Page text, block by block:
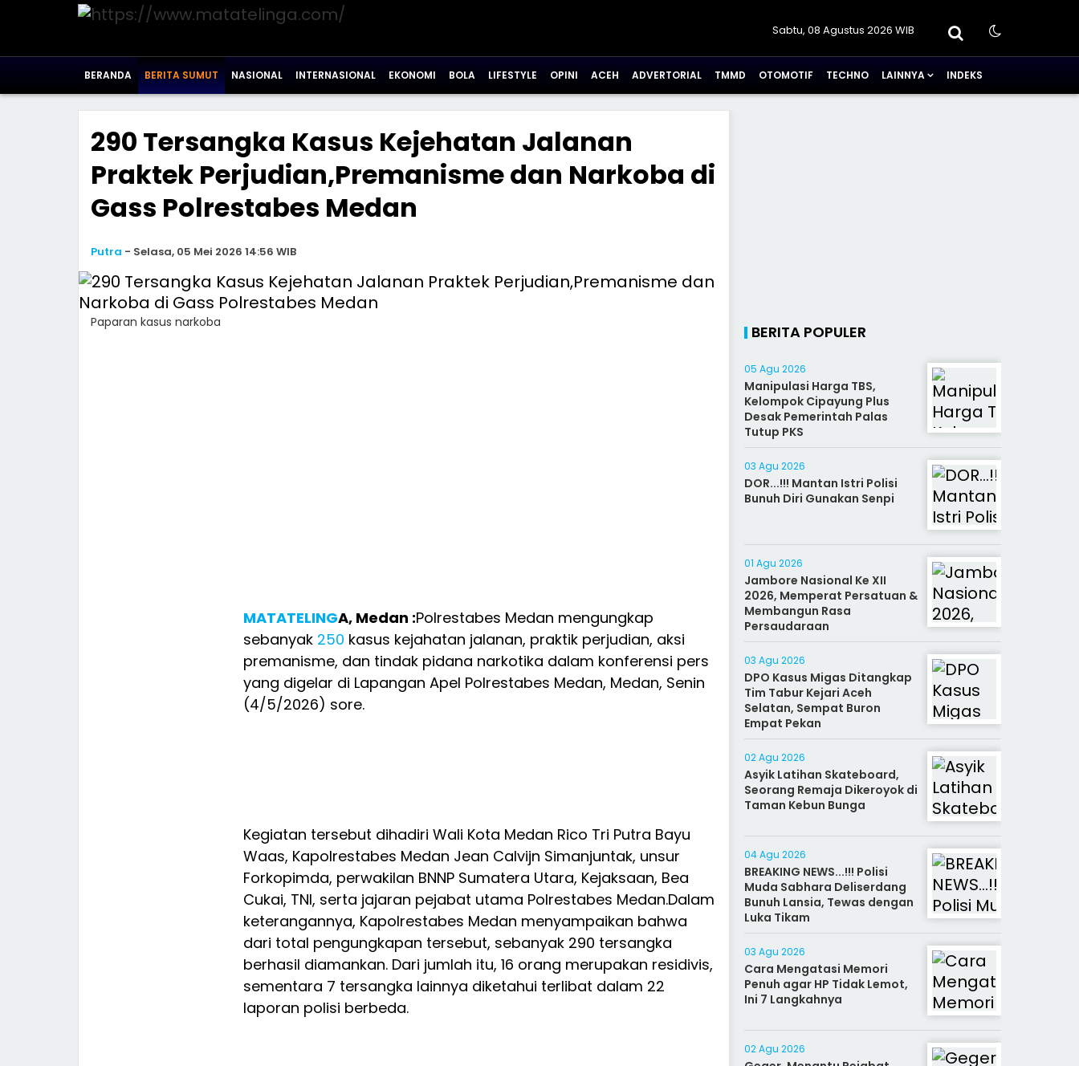
Sabtu, 08 Agustus 2026 WIB
BERANDA BERITA SUMUT NASIONAL INTERNASIONAL EKONOMI BOLA LIFESTYLE OPINI ACEH ADVERTORIAL TMMD OTOMOTIF TECHNO LAINNYA INDEKS
290 Tersangka Kasus Kejehatan Jalanan
Praktek Perjudian,Premanisme dan Narkoba di
Gass Polrestabes Medan
Putra - Selasa, 05 Mei 2026 14:56 WIB
Paparan kasus narkoba
MATATELINGA, Medan :Polrestabes Medan mengungkap
sebanyak 250 kasus kejahatan jalanan, praktik perjudian, aksi
premanisme, dan tindak pidana narkotika dalam konferensi pers
yang digelar di Lapangan Apel Polrestabes Medan, Medan, Senin
(4/5/2026) sore.
Kegiatan tersebut dihadiri Wali Kota Medan Rico Tri Putra Bayu
Waas, Kapolrestabes Medan Jean Calvijn Simanjuntak, unsur
Forkopimda, perwakilan BNNP Sumatera Utara, Kejaksaan, Bea
Cukai, TNI, serta jajaran pejabat utama Polrestabes Medan.Dalam
keterangannya, Kapolrestabes Medan menyampaikan bahwa
dari total pengungkapan tersebut, sebanyak 290 tersangka
berhasil diamankan. Dari jumlah itu, 16 orang merupakan residivis,
sementara 7 tersangka lainnya diketahui terlibat dalam 22
laporan polisi berbeda.
BERITA POPULER
05 Agu 2026
Manipulasi Harga TBS,
Kelompok Cipayung Plus
Desak Pemerintah Palas
Tutup PKS
03 Agu 2026
DOR...!!! Mantan Istri Polisi
Bunuh Diri Gunakan Senpi
01 Agu 2026
Jambore Nasional Ke XII
2026, Memperat Persatuan &
Membangun Rasa
Persaudaraan
03 Agu 2026
DPO Kasus Migas Ditangkap
Tim Tabur Kejari Aceh
Selatan, Sempat Buron
Empat Pekan
02 Agu 2026
Asyik Latihan Skateboard,
Seorang Remaja Dikeroyok di
Taman Kebun Bunga
04 Agu 2026
BREAKING NEWS...!!! Polisi
Muda Sabhara Deliserdang
Bunuh Lansia, Tewas dengan
Luka Tikam
03 Agu 2026
Cara Mengatasi Memori
Penuh agar HP Tidak Lemot,
Ini 7 Langkahnya
02 Agu 2026